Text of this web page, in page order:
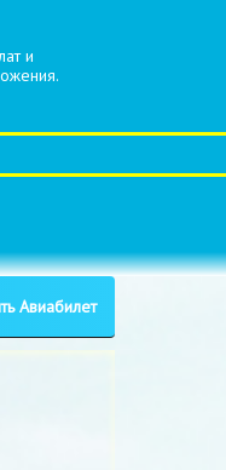
и
Авиабилет